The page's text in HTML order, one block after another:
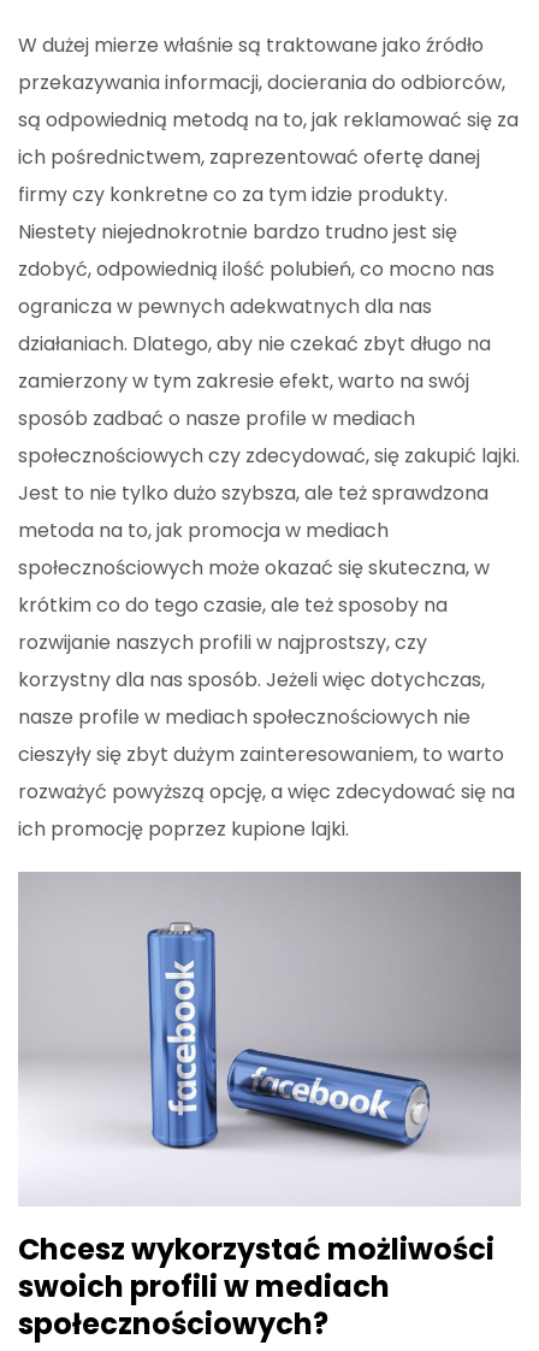
W dużej mierze właśnie są traktowane jako źródło
przekazywania informacji, docierania do odbiorców,
są odpowiednią metodą na to, jak reklamować się za
ich pośrednictwem, zaprezentować ofertę danej
firmy czy konkretne co za tym idzie produkty.
Niestety niejednokrotnie bardzo trudno jest się
zdobyć, odpowiednią ilość polubień, co mocno nas
ogranicza w pewnych adekwatnych dla nas
działaniach. Dlatego, aby nie czekać zbyt długo na
zamierzony w tym zakresie efekt, warto na swój
sposób zadbać o nasze profile w mediach
społecznościowych czy zdecydować, się zakupić lajki.
Jest to nie tylko dużo szybsza, ale też sprawdzona
metoda na to, jak promocja w mediach
społecznościowych może okazać się skuteczna, w
krótkim co do tego czasie, ale też sposoby na
rozwijanie naszych profili w najprostszy, czy
korzystny dla nas sposób. Jeżeli więc dotychczas,
nasze profile w mediach społecznościowych nie
cieszyły się zbyt dużym zainteresowaniem, to warto
rozważyć powyższą opcję, a więc zdecydować się na
ich promocję poprzez kupione lajki.
Chcesz wykorzystać możliwości
swoich profili w mediach
społecznościowych?